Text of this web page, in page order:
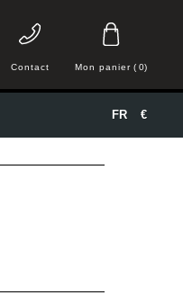
Mon panier ( 0)
Contact
€
FR